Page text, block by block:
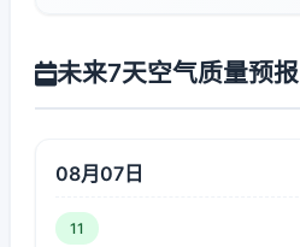
未来7天空气质量预报
08月07日
11